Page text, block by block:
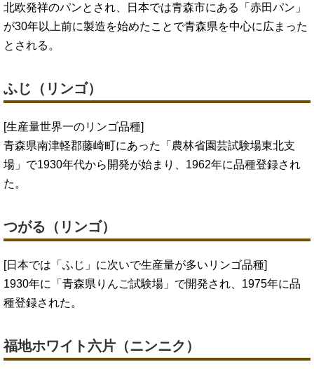
北欧発祥のパンとされ、日本では青森市にある「赤田パン」
が30年以上前に製造を始めたことで青森県を中心に広まった
とされる。
ふじ（リンゴ）
[生産量世界一のリンゴ品種]
青森県南津軽郡藤崎町にあった「農林省園芸試験場東北支
場」で1930年代から開発が始まり、1962年に品種登録され
た。
つがる（リンゴ）
[日本では「ふじ」に次いで生産量が多いリンゴ品種]
1930年に「青森県りんご試験場」で開発され、1975年に品
種登録された。
福地ホワイト六片（ニンニク）